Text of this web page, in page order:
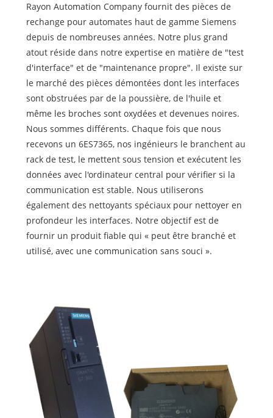
Rayon Automation Company fournit des pièces de
rechange pour automates haut de gamme Siemens
depuis de nombreuses années. Notre plus grand
atout réside dans notre expertise en matière de "test
d'interface" et de "maintenance propre". Il existe sur
le marché des pièces démontées dont les interfaces
sont obstruées par de la poussière, de l'huile et
même les broches sont oxydées et devenues noires.
Nous sommes différents. Chaque fois que nous
recevons un 6ES7365, nos ingénieurs le branchent au
rack de test, le mettent sous tension et exécutent les
données avec l'ordinateur central pour vérifier si la
communication est stable. Nous utiliserons
également des nettoyants spéciaux pour nettoyer en
profondeur les interfaces. Notre objectif est de
fournir un produit fiable qui « peut être branché et
utilisé, avec une communication sans souci ».